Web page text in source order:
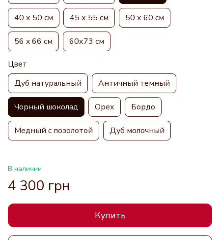
40 х 50 см 45 х 55 см 50 х 60 см
56 x 66 см 60х73 см
Цвет
Дуб натуральный Античный темный
Чорный шоколад Орех Бордо
Медный с позолотой Дуб молочный
В наличии
4 300 грн
Купить